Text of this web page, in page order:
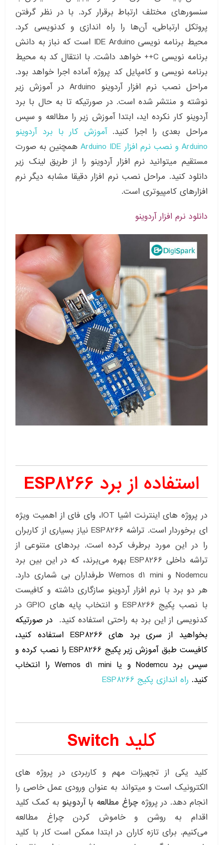
سنسورهای مختلف ارتباط برقرار کرد. با در نظر گرفتن
پروتکل ارتباطی، آن‌ها را راه اندازی و کدنویسی کرد.
محیط برنامه نویسی IDE Arduino است که نباز به دانش
برنامه نویسی C++ خواهد داشت. با انتقال کد به محیط
برنامه نویسی و کامپایل کد پروژه آماده اجرا خواهد بود.
مراحل نصب نرم افزار آردوینو Arduino در آموزش زیر
نوشته و منتشر شده است. در صورتیکه تا به حال با برد
آردوینو کار نکرده اید، ابتدا آموزش زیر را مطالعه و سپس
مراحل بعدی را اجرا کنید.آموزش کار با برد آردوینو
Arduino و نصب نرم افزار Arduino IDE
همچنین به صورت
مستقیم میتوانید نرم افزار آردوینو را از طریق لینک زیر
دانلود کنید. مراحل نصب نرم افزار دقیقا مشابه دیگر نرم
افزارهای کامپیوتری است.
دانلود نرم افزار آردوینو
استفاده از برد ESP8266
در پروژه های اینترنت اشیا IOT، وای فای از اهمیت ویژه
ای برخوردار است. تراشه ESP8266 نیاز بسیاری از کاربران
را در این مورد برطرف کرده است. بردهای متنوعی از
تراشه داخلی ESP8266 بهره می‌برند، که در این بین برد
Nodemcu و Wemos d1 mini طرفداران بی شماری دارد.
هر دو برد با نرم افزار آردوینو سازگاری داشته و کافیست
با نصب پکیج ESP8266 و انتخاب پایه های GPIO در
کدنویسی از این برد به راحتی استفاده کنید. در صورتیکه
بخواهید از سری برد های ESP8266 استفاده کنید،
کافیست طبق آموزش زیر پکیج ESP8266 را نصب کرده و
سپس برد Nodemcu و یا Wemos d1 mini را انتخاب
کنید. راه اندازی پکیج ESP8266
کلید Switch
کلید یکی از تجهیزات مهم و کاربردی در پروژه های
الکترونیک است و میتواند به عنوان ورودی عمل خاصی را
انجام دهد. در پروژهچراغ مطالعه با آردوینو به کمک کلید
اقدام به روشن و خاموش کردن چراغ مطالعه
می‌کنیم. برای تازه کاران در ابتدا ممکن است کار با کلید